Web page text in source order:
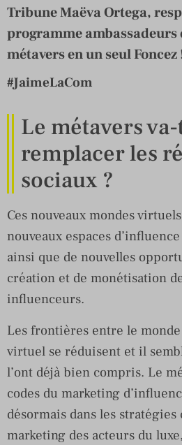
Tribune Maëva Ortega,
programme ambassadeurs
métavers en un seul Foncez
#JaimeLaCom
Le métavers
remplacer les
sociaux ?
Ces nouveaux mondes
nouveaux espaces
ainsi que de nouvelles
création et de monétisation
influenceurs.
Les frontières entre le
virtuel se réduisent et il
l’ont déjà bien compris. Le
codes du marketing
désormais dans les
marketing des acteurs du